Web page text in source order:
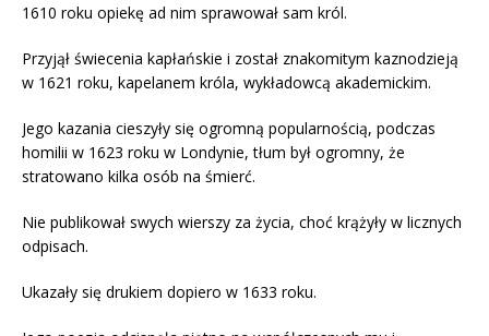
1610 roku opiekę ad nim sprawował sam król.
Przyjął świecenia kapłańskie i został znakomitym kaznodzieją
w 1621 roku, kapelanem króla, wykładowcą akademickim.
Jego kazania cieszyły się ogromną popularnością, podczas
homilii w 1623 roku w Londynie, tłum był ogromny, że
stratowano kilka osób na śmierć.
Nie publikował swych wierszy za życia, choć krążyły w licznych
odpisach.
Ukazały się drukiem dopiero w 1633 roku.